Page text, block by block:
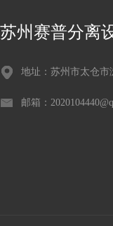
苏州赛普分离
地址：苏州市太仓市
邮箱：